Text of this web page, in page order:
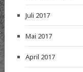
Juli 2017
Mai 2017
April 2017